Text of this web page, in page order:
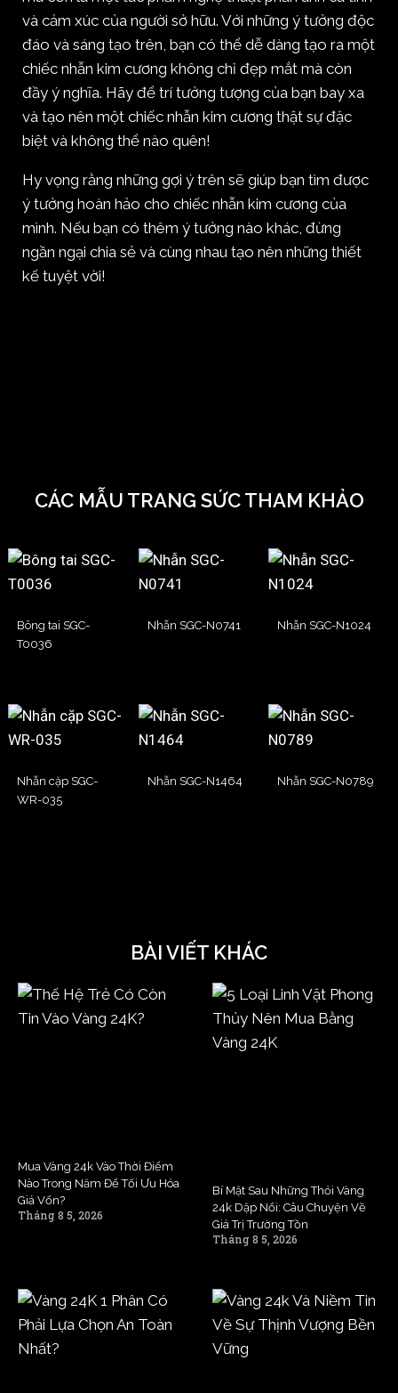
và cảm xúc của người sở hữu. Với những ý tưởng độc
đáo và sáng tạo trên, bạn có thể dễ dàng tạo ra một
chiếc nhẫn kim cương không chỉ đẹp mắt mà còn
đầy ý nghĩa. Hãy để trí tưởng tượng của bạn bay xa
và tạo nên một chiếc nhẫn kim cương thật sự đặc
biệt và không thể nào quên!
Hy vọng rằng những gợi ý trên sẽ giúp bạn tìm được
ý tưởng hoàn hảo cho chiếc nhẫn kim cương của
mình. Nếu bạn có thêm ý tưởng nào khác, đừng
ngần ngại chia sẻ và cùng nhau tạo nên những thiết
kế tuyệt vời!
CÁC MẪU TRANG SỨC THAM KHẢO
Bông tai SGC-
T0036
Nhẫn SGC-N0741 Nhẫn SGC-N1024
Nhẫn cặp SGC-
WR-035
Nhẫn SGC-N1464 Nhẫn SGC-N0789
BÀI VIẾT KHÁC
Mua Vàng 24k Vào Thời Điểm
Nào Trong Năm Để Tối Ưu Hóa
Giá Vốn?
Tháng 8 5, 2026
Bí Mật Sau Những Thỏi Vàng
24k Dập Nổi: Câu Chuyện Về
Giá Trị Trường Tồn
Tháng 8 5, 2026